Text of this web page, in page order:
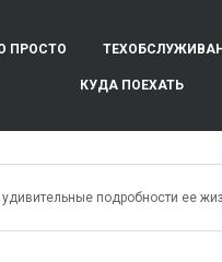
ПРОСТО
КУДА ПОЕХАТЬ
подробности ее